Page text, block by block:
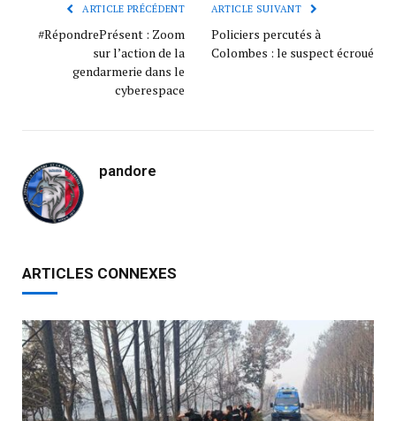
ARTICLE PRÉCÉDENT
#RépondrePrésent : Zoom
sur l’action de la
gendarmerie dans le
cyberespace
ARTICLE SUIVANT
Policiers percutés à
Colombes : le suspect écroué
pandore
ARTICLES CONNEXES